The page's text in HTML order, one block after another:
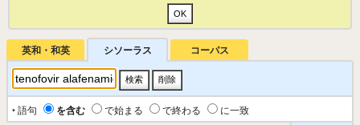
英和・和英 シソーラス コーパス
‣ 語句 を含む で始まる で終わる
に一致